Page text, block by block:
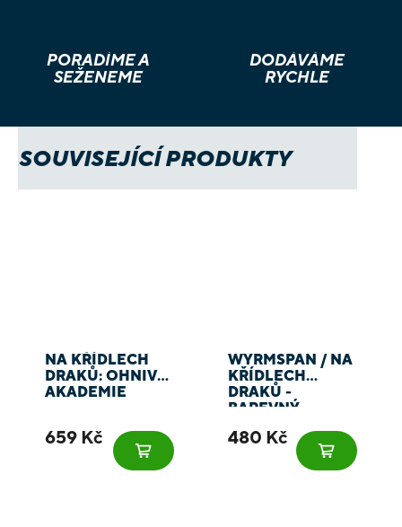
PORADÍME A
SEŽENEME
DODÁVÁME
RYCHLE
SOUVISEJÍCÍ PRODUKTY
NA KŘÍDLECH
DRAKŮ: OHNIVÁ
AKADEMIE
659 Kč
WYRMSPAN / NA
KŘÍDLECH
DRAKŮ -
BAREVNÝ
480 Kč